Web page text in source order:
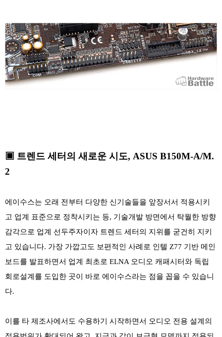
▣ 트렌드 세터의 새로운 시도, ASUS B150M-A/M.
2
에이수스는 오래 전부터 다양한 신기술들을 앞장서서 적용시키
고 업계 표준으로 정착시키는 등, 기술개발 방면에서 탁월한 방향
감각으로 업계 선두주자이자 트렌드 세터의 지위를 굳건히 지키
고 있습니다. 가장 가깝고도 보편적인 사례로 인텔 Z77 기반 메인
보드를 발표하면서 업계 최초로 ELNA 오디오 캐패시터와 독립
회로설계를 도입한 곳이 바로 에이수스라는 점을 꼽을 수 있습니
다.
이를 타 제조사에서도 수용하기 시작하면서 오디오 전용 설계의